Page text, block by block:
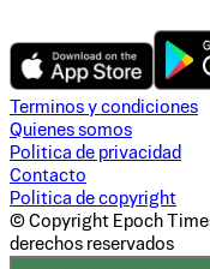
Terminos y condiciones
Quienes somos
Politica de privacidad
Contacto
Politica de copyright
© Copyright Epoch
derechos reservados